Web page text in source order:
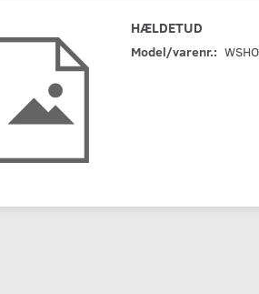
HÆLDETUD
Model/varenr.: